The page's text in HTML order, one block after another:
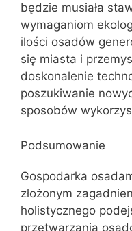
będzie musiała
wymaganiom
ilości osadów
się miasta i
doskonalenie
poszukiwanie
sposobów
Podsumowanie
Gospodarka
złożonym
holistycznego
przetwarzania